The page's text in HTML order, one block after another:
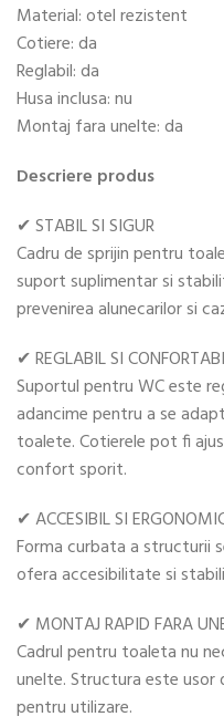
Material: otel rezistent
Cotiere: da
Reglabil: da
Husa inclusa: nu
Montaj fara unelte: da
Descriere produs
✔ STABIL SI SIGUR
Cadru de sprijin pentru
suport suplimentar si
prevenirea alunecarilor si
✔ REGLABIL SI
Suportul pentru WC este
adancime pentru a se
toalete. Cotierele pot fi
confort sporit.
✔ ACCESIBIL SI
Forma curbata a structurii
ofera accesibilitate si
✔ MONTAJ RAPID FARA
Cadrul pentru toaleta nu
unelte. Structura este
pentru utilizare.